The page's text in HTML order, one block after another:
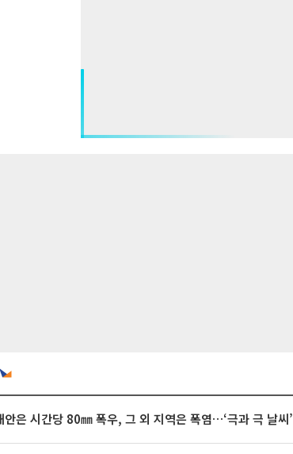
안은 시간당 80㎜ 폭우, 그 외 지역은 폭염…‘극과 극 날씨’